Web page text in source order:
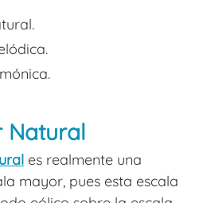
Natural
es realmente una
mayor, pues esta escala